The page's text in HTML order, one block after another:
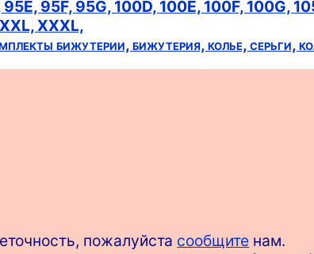
95E, 95F, 95G, 100D, 100E, 100F, 100G,
XXL,XXXL,
бижутерии,бижутерия,колье,серьги,
пожалуйста сообщите нам.